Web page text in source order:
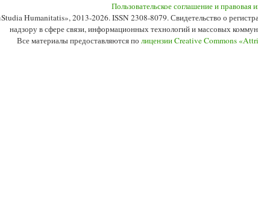
Пользовательское соглашение и правовая
Humanitatis», 2013-2026. ISSN 2308-8079. Свидетельство о
надзору в сфере связи, информационных технологий и массовых
Все материалы предоставляются по лицензии Creative Commons